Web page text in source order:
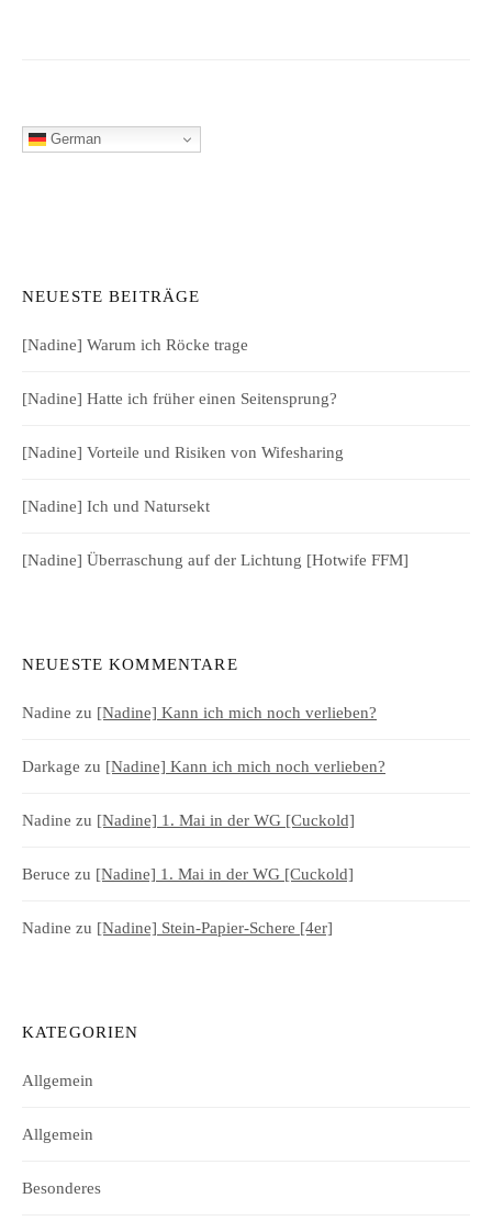
German
NEUESTE BEITRÄGE
[Nadine] Warum ich Röcke trage
[Nadine] Hatte ich früher einen Seitensprung?
[Nadine] Vorteile und Risiken von Wifesharing
[Nadine] Ich und Natursekt
[Nadine] Überraschung auf der Lichtung [Hotwife FFM]
NEUESTE KOMMENTARE
Nadine zu [Nadine] Kann ich mich noch verlieben?
Darkage zu [Nadine] Kann ich mich noch verlieben?
Nadine zu [Nadine] 1. Mai in der WG [Cuckold]
Beruce zu [Nadine] 1. Mai in der WG [Cuckold]
Nadine zu [Nadine] Stein-Papier-Schere [4er]
KATEGORIEN
Allgemein
Allgemein
Besonderes